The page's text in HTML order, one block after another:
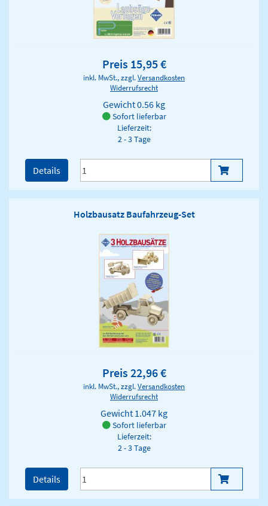
Preis 15,95 €
inkl. MwSt., zzgl.Versandkosten
Widerrufsrecht
Gewicht0.56 kg
Sofort lieferbar
Lieferzeit:
2 - 3 Tage
Details
Holzbausatz Baufahrzeug-Set
Preis 22,96 €
inkl. MwSt., zzgl.Versandkosten
Widerrufsrecht
Gewicht 1.047 kg
Sofort lieferbar
Lieferzeit:
2 - 3 Tage
Details